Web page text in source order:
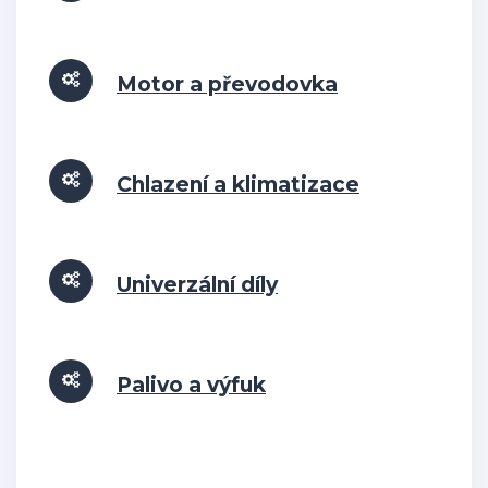
Motor a převodovka
Chlazení a klimatizace
Univerzální díly
Palivo a výfuk